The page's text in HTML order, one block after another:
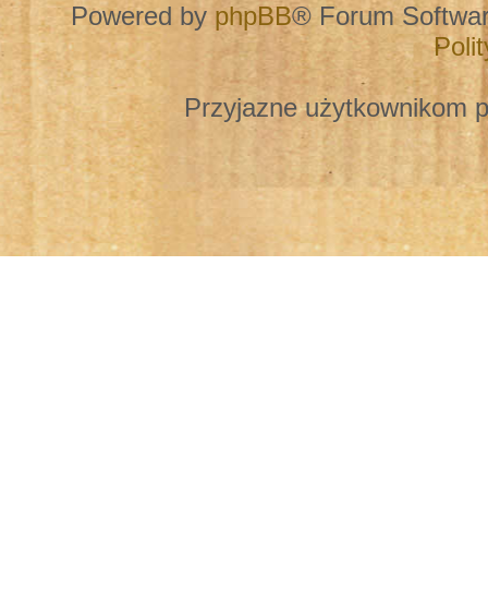
Powered by phpBB® Forum
Przyjazne użytkownikom